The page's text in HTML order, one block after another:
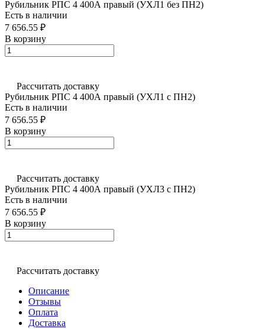
Рубильник РПС 4 400А правый (УХЛ1 без ПН2)
Есть в наличии
7 656.55 ₽
В корзину
Рассчитать доставку
Рубильник РПС 4 400А правый (УХЛ1 с ПН2)
Есть в наличии
7 656.55 ₽
В корзину
Рассчитать доставку
Рубильник РПС 4 400А правый (УХЛ3 с ПН2)
Есть в наличии
7 656.55 ₽
В корзину
Рассчитать доставку
Описание
Отзывы
Оплата
Доставка